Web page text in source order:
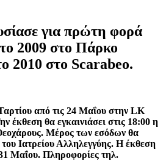
για πρώτη φορά
2009 στο Πάρκο
2010 στο Scarabeo.
από τις 24 Μαΐου στην LK
έκθεση θα εγκαινιάσει στις 18:00 η
Μέρος των εσόδων θα
του Ιατρείου Αλληλεγγύης. Η έκθεση
31 Μαΐου. Πληροφορίες τηλ.